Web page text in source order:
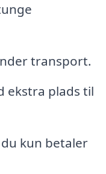
transport.
ekstra plads til
kun betaler